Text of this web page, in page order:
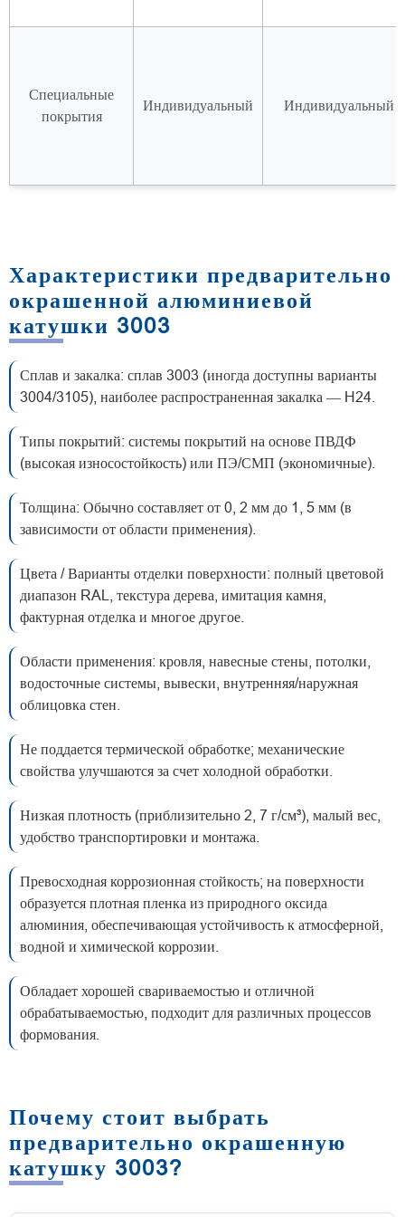
Специальные
покрытия
Индивидуальный Индивидуальный
Характеристики предварительно
окрашенной алюминиевой
катушки 3003
Сплав и закалка: сплав 3003 (иногда доступны варианты
3004/3105), наиболее распространенная закалка — H24.
Типы покрытий: системы покрытий на основе ПВДФ
(высокая износостойкость) или ПЭ/СМП (экономичные).
Толщина: Обычно составляет от 0, 2 мм до 1, 5 мм (в
зависимости от области применения).
Цвета / Варианты отделки поверхности: полный цветовой
диапазон RAL, текстура дерева, имитация камня,
фактурная отделка и многое другое.
Области применения: кровля, навесные стены, потолки,
водосточные системы, вывески, внутренняя/наружная
облицовка стен.
Не поддается термической обработке; механические
свойства улучшаются за счет холодной обработки.
Низкая плотность (приблизительно 2, 7 г/см³), малый вес,
удобство транспортировки и монтажа.
Превосходная коррозионная стойкость; на поверхности
образуется плотная пленка из природного оксида
алюминия, обеспечивающая устойчивость к атмосферной,
водной и химической коррозии.
Обладает хорошей свариваемостью и отличной
обрабатываемостью, подходит для различных процессов
формования.
Почему стоит выбрать
предварительно окрашенную
катушку 3003?